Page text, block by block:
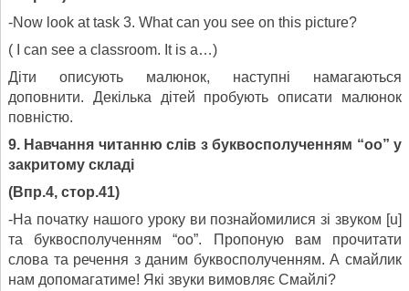
-Now look at task 3. What can you see on this picture?
( I can see a classroom. It is a…)
Діти описують малюнок, наступні намагаються
доповнити. Декілька дітей пробують описати малюнок
повністю.
9. Навчання читанню слів з буквосполученням “oo” у
закритому складі
(Впр.4, стор.41)
-На початку нашого уроку ви познайомилися зі звуком [u]
та буквосполученням “оо”. Пропоную вам прочитати
слова та речення з даним буквосполученням. А смайлик
нам допомагатиме! Які звуки вимовляє Смайлі?